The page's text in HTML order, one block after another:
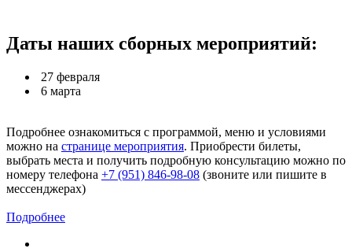
Даты наших сборных мероприятий:
27 февраля
6 марта
Подробнее ознакомиться с программой, меню и условиями
можно на странице мероприятия. Приобрести билеты,
выбрать места и получить подробную консультацию можно по
номеру телефона +7 (951) 846-98-08 (звоните или пишите в
мессенджерах)
Подробнее